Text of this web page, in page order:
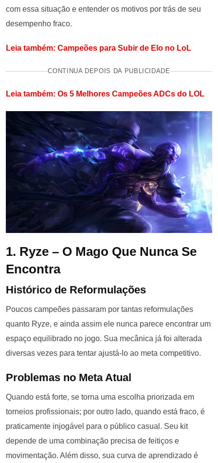
com essa situação e entender os motivos por trás de seu
desempenho fraco.
Leia também: Campeões para Subir de Elo no LoL
CONTINUA DEPOIS DA PUBLICIDADE
Leia também: Os 5 Melhores Campeões ADCs do LOL
1. Ryze – O Mago Que Nunca Se
Encontra
Histórico de Reformulações
Poucos campeões passaram por tantas reformulações
quanto Ryze, e ainda assim ele nunca parece encontrar um
espaço equilibrado no jogo. Sua mecânica já foi alterada
diversas vezes para tentar ajustá-lo ao meta competitivo.
Problemas no Meta Atual
Quando está forte, se torna uma escolha priorizada em
torneios profissionais; por outro lado, quando está fraco, é
praticamente injogável para o público casual. Seu kit
depende de uma combinação precisa de feitiços e
movimentação. Além disso, sua curva de aprendizado é